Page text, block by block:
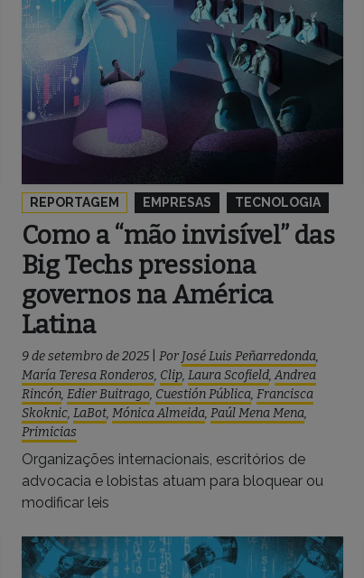
REPORTAGEM EMPRESAS TECNOLOGIA
Como a “mão invisível” das
Big Techs pressiona
governos na América
Latina
9 de setembro de 2025 Por José Luis Peñarredonda,
María Teresa Ronderos, Clip, Laura Scofield,Andrea
Rincón, Edier Buitrago, Cuestión Pública, Francisca
Skoknic, LaBot, Mónica Almeida, Paúl Mena Mena,
Primicias
Organizações internacionais, escritórios de
advocacia e lobistas atuam para bloquear ou
modificar leis